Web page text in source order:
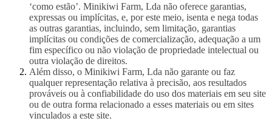
‘como estão’. Minikiwi Farm, Lda não oferece garantias,
expressas ou implícitas, e, por este meio, isenta e nega todas
as outras garantias, incluindo, sem limitação, garantias
implícitas ou condições de comercialização, adequação a um
fim específico ou não violação de propriedade intelectual ou
outra violação de direitos.
Além disso, o Minikiwi Farm, Lda não garante ou faz
qualquer representação relativa à precisão, aos resultados
prováveis ​​ou à confiabilidade do uso dos materiais em seu site
ou de outra forma relacionado a esses materiais ou em sites
vinculados a este site.